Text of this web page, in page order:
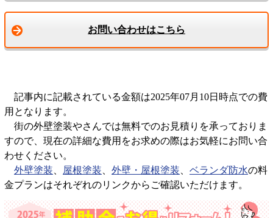
お問い合わせはこちら
記事内に記載されている金額は2025年07月10日時点での費
用となります。
街の外壁塗装やさんでは無料でのお見積りを承っておりま
すので、現在の詳細な費用をお求めの際はお気軽にお問い合
わせください。
外壁塗装
屋根塗装 外壁・屋根塗装 ベランダ防水の料
金プランはそれぞれのリンクからご確認いただけます。